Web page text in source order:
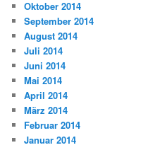
Oktober 2014
September 2014
August 2014
Juli 2014
Juni 2014
Mai 2014
April 2014
März 2014
Februar 2014
Januar 2014